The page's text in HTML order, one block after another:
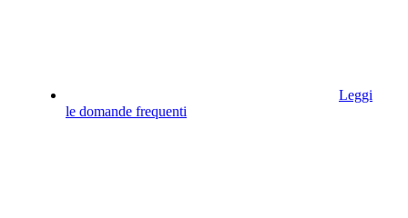
Leggi
le domande frequenti